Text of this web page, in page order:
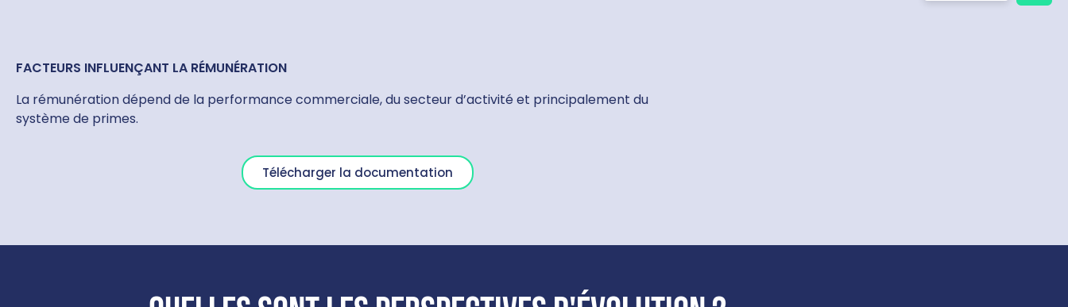
FACTEURS INFLUENÇANT LA RÉMUNÉRATION
La rémunération dépend de la performance commerciale, du secteur d’activité et principalement du
système de primes.
Télécharger la documentation